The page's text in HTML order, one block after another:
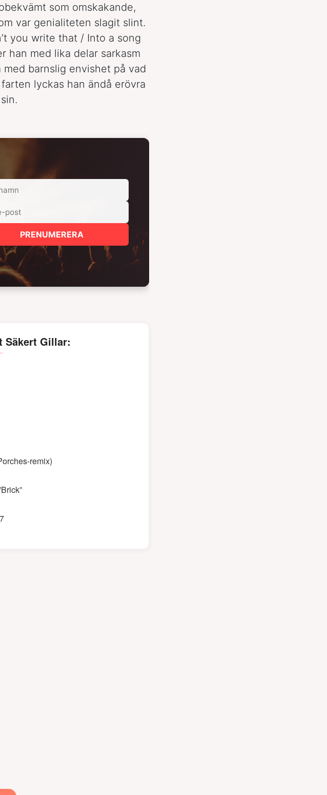
som omskakande,
var genialiteten slagit slint.
you write that / Into a song
han med lika delar sarkasm
med barnslig envishet på vad
lyckas han ändå erövra
PRENUMERERA
Säkert Gillar:
remix)